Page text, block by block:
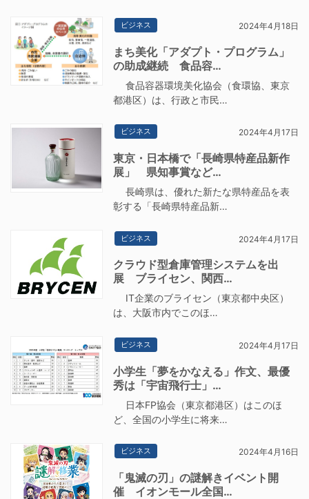
ビジネス 2024年4月18日
まち美化「アダプト・プログラム」
の助成継続 食品容…
食品容器環境美化協会（食環協、東京
都港区）は、行政と市民…
ビジネス 2024年4月17日
東京・日本橋で「長崎県特産品新作
展」 県知事賞など…
長崎県は、優れた新たな県特産品を表
彰する「長崎県特産品新…
ビジネス 2024年4月17日
クラウド型倉庫管理システムを出
展 ブライセン、関西…
IT企業のブライセン（東京都中央区）
は、大阪市内でこのほ…
ビジネス 2024年4月17日
小学生「夢をかなえる」作文、最優
秀は「宇宙飛行士」…
日本FP協会（東京都港区）はこのほ
ど、全国の小学生に将来…
ビジネス 2024年4月16日
「鬼滅の刃」の謎解きイベント開
催 イオンモール全国…